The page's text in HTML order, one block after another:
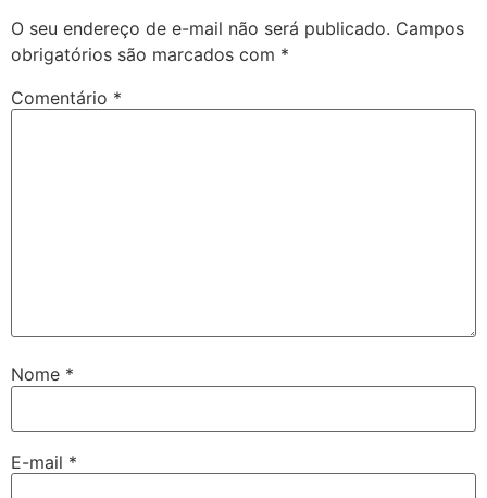
O seu endereço de e-mail não será publicado. Campos
obrigatórios são marcados com *
Comentário *
Nome *
E-mail *